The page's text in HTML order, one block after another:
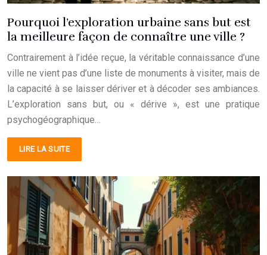
Pourquoi l’exploration urbaine sans but est
la meilleure façon de connaître une ville ?
Contrairement à l’idée reçue, la véritable connaissance d’une
ville ne vient pas d’une liste de monuments à visiter, mais de
la capacité à se laisser dériver et à décoder ses ambiances.
L’exploration sans but, ou « dérive », est une pratique
psychogéographique…
LIRE LA SUITE